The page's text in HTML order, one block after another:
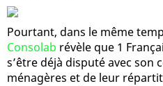
Pourtant, dans le même
Consolab révèle que 1
s’être déjà disputé avec son
ménagères et de leur